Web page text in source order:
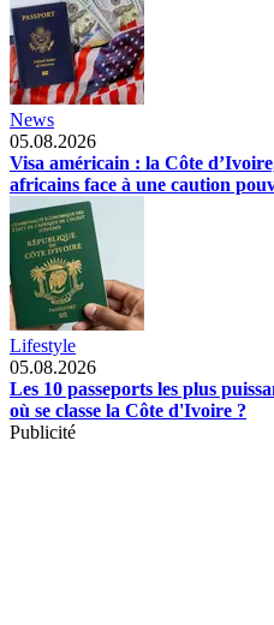
News
05.08.2026
Visa américain : la Côte
africains face à une caution
Lifestyle
05.08.2026
Les 10 passeports les plus
où se classe la Côte d'Ivoire ?
Publicité